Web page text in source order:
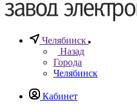
Челябинск
Назад
Города
Челябинск
Кабинет